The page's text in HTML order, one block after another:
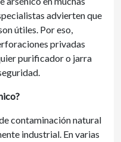
advierten que
útiles. Por eso,
privadas
purificador o jarra
contaminación natural
industrial. En varias